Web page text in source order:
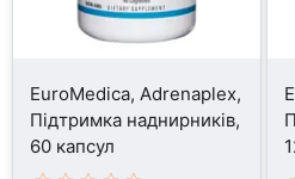
EuroMedica, Adrenaplex,
Підтримка наднирників,
60 капсул